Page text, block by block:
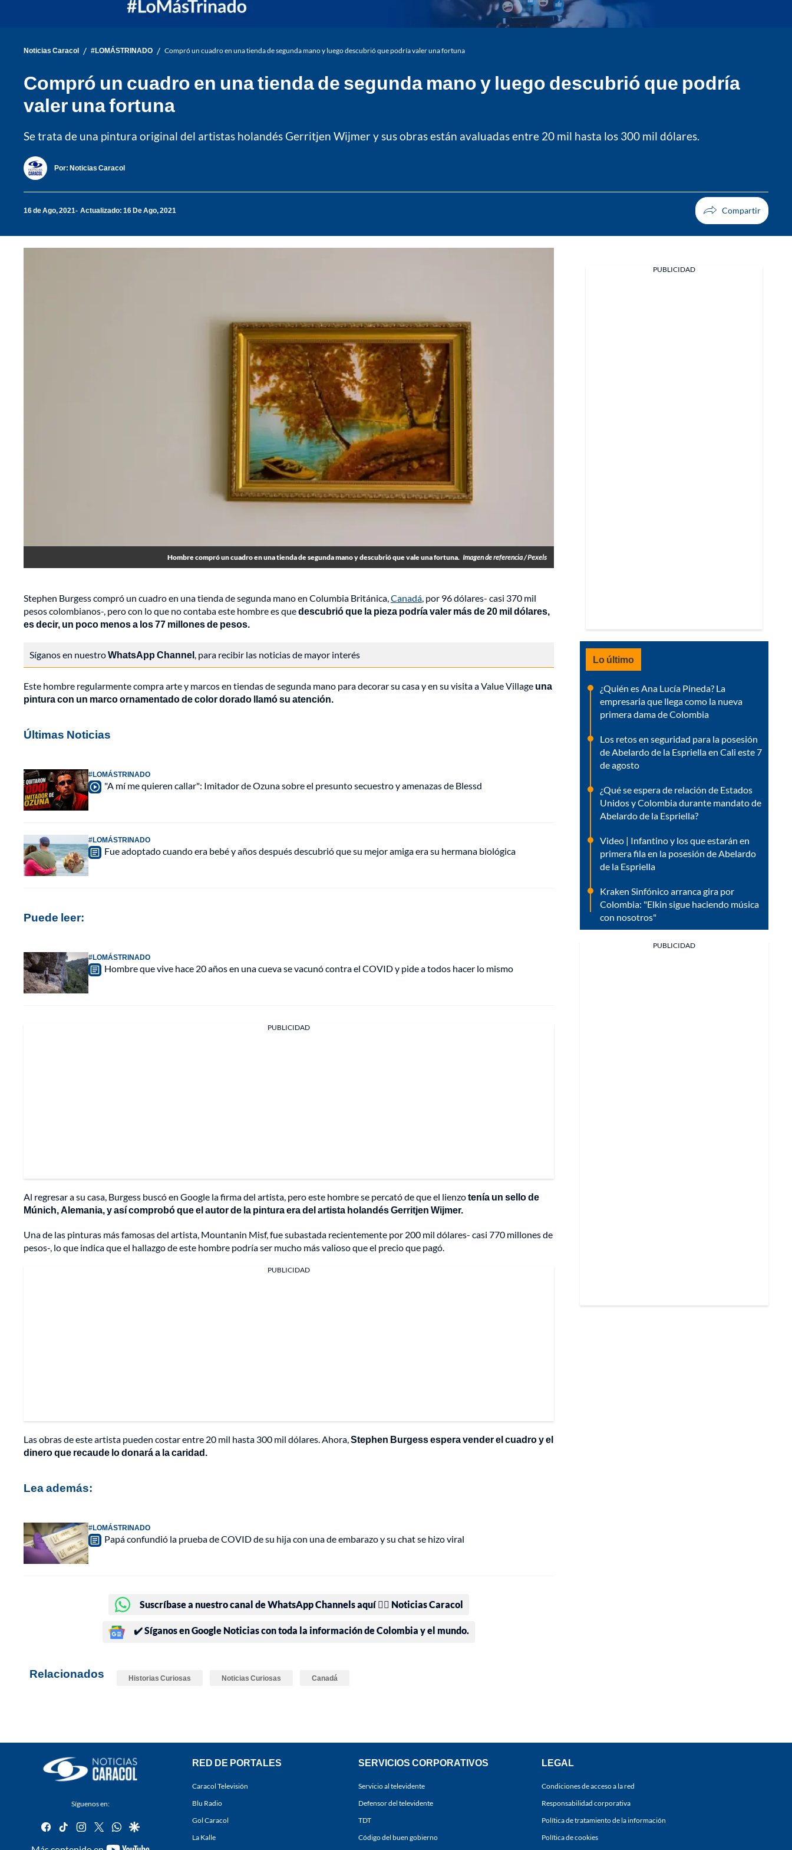
Noticias Caracol / #LOMÁSTRINADO / Compró un cuadro en una tienda de segunda mano y luego descubrió que podría valer una fortuna
Compró un cuadro en una tienda de segunda mano y luego descubrió que podría
valer una fortuna
Se trata de una pintura original del artistas holandés Gerritjen Wijmer y sus obras están avaluadas entre 20 mil hasta los 300 mil dólares.
Por: Noticias Caracol
16 de Ago, 2021 Actualizado: 16 De Ago, 2021
Hombre compró un cuadro en una tienda de segunda mano y descubrió que vale una fortuna. Imagen de referencia / Pexels
Stephen Burgess compró un cuadro en una tienda de segunda mano en Columbia Británica,Canadá, por 96 dólares- casi 370 mil
pesos colombianos-, pero con lo que no contaba este hombre es quedescubrió que la pieza podría valer más de 20 mil dólares,
es decir, un poco menos a los 77 millones de pesos.
Síganos en nuestroWhatsApp Channel, para recibir las noticias de mayor interés
Este hombre regularmente compra arte y marcos en tiendas de segunda mano para decorar su casa y en su visita a Value Village una
pintura con un marco ornamentado de color dorado llamó su atención.
Últimas Noticias
#LOMÁSTRINADO
"A mí me quieren callar": Imitador de Ozuna sobre el presunto secuestro y amenazas de Blessd
#LOMÁSTRINADO
Fue adoptado cuando era bebé y años después descubrió que su mejor amiga era su hermana biológica
Puede leer:
#LOMÁSTRINADO
Hombre que vive hace 20 años en una cueva se vacunó contra el COVID y pide a todos hacer lo mismo
PUBLICIDAD
Al regresar a su casa, Burgess buscó en Google la firma del artista, pero este hombre se percató de que el lienzotenía un sello de
Múnich, Alemania, y así comprobó que el autor de la pintura era del artista holandés Gerritjen Wijmer.
Una de las pinturas más famosas del artista, Mountanin Misf, fue subastada recientemente por 200 mil dólares- casi 770 millones de
pesos-, lo que indica que el hallazgo de este hombre podría ser mucho más valioso que el precio que pagó.
PUBLICIDAD
Las obras de este artista pueden costar entre 20 mil hasta 300 mil dólares. Ahora,Stephen Burgess espera vender el cuadro y el
dinero que recaude lo donará a la caridad.
Lea además:
#LOMÁSTRINADO
Papá confundió la prueba de COVID de su hija con una de embarazo y su chat se hizo viral
Suscríbase a nuestro canal de WhatsApp Channels aquí 👉🏻 Noticias Caracol
✔️ Síganos en Google Noticias con toda la información de Colombia y el mundo.
Relacionados Historias Curiosas Noticias Curiosas Canadá
PUBLICIDAD
Lo último
¿Quién es Ana Lucía Pineda? La
empresaria que llega como la nueva
primera dama de Colombia
Los retos en seguridad para la posesión
de Abelardo de la Espriella en Cali este 7
de agosto
¿Qué se espera de relación de Estados
Unidos y Colombia durante mandato de
Abelardo de la Espriella?
Video | Infantino y los que estarán en
primera fila en la posesión de Abelardo
de la Espriella
Kraken Sinfónico arranca gira por
Colombia: "Elkin sigue haciendo música
con nosotros"
PUBLICIDAD
Síguenos en:
facebook
tiktok instagram
twitterwhatsapp
google
RED DE PORTALES
Caracol Televisión
Blu Radio
Gol Caracol
La Kalle
SERVICIOS CORPORATIVOS
Servicio al televidente
Defensor del televidente
TDT
Código del buen gobierno
LEGAL
Condiciones de acceso a la red
Responsabilidad corporativa
Política de tratamiento de la información
Política de cookies